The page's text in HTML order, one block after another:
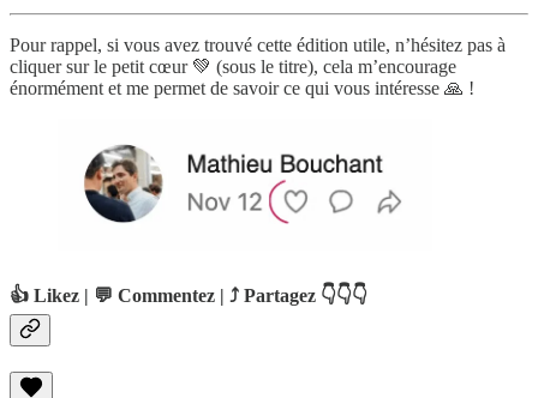
Pour rappel, si vous avez trouvé cette édition utile, n’hésitez pas à
cliquer sur le petit cœur 💚 (sous le titre), cela m’encourage
énormément et me permet de savoir ce qui vous intéresse 🙏 !
👍 Likez | 💬 Commentez | ⤴️ Partagez 👇👇👇